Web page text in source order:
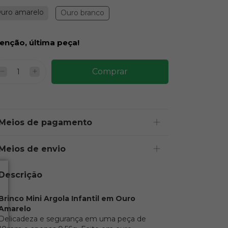
amarelo Ouro branco
última peça!
de pagamento
de envio
Mini Argola Infantil em Ouro
e segurança em uma peça de